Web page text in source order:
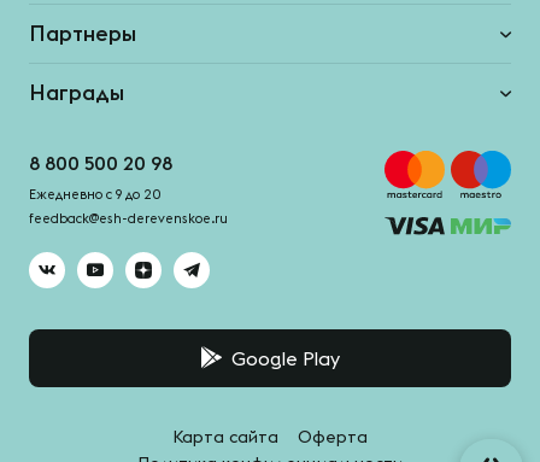
Партнеры
Награды
8 800 500 20 98
Ежедневно с 9 до 20
feedback@esh-derevenskoe.ru
Google Play
Карта сайта
Оферта